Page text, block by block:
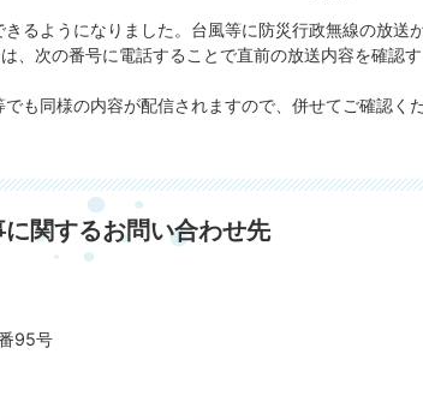
るようになりました。台風等に防災行政無線の放送
、次の番号に電話することで直前の放送内容を確認
も同様の内容が配信されますので、併せてご確認くだ
に関するお問い合わせ先
95号